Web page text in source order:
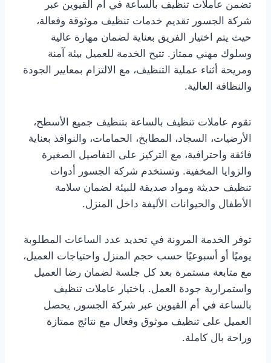
تضمن عاملات تنظيف بالساعة في أم القيوين عبر
شركة الجسور تقديم خدمات تنظيف موثوقة وفعالة،
حيث يتم اختيار الفريق بعناية لضمان مهارة عالية
وسلوك مهني ممتاز. تتيح الخدمة للعميل بيئة آمنة
ومريحة أثناء عملية التنظيف، مع الالتزام بمعايير الجودة
والنظافة العالية.
تقوم عاملات تنظيف بالساعة بتنظيف جميع الأسطح،
الأرضيات، السجاد، المطابخ، الحمامات، والنوافذ بعناية
فائقة واحترافية، مع التركيز على التفاصيل الصغيرة
والزوايا المخفية. وتستخدم شركة الجسور أدوات
تنظيف حديثة ومواد صديقة للبيئة لضمان سلامة
الأطفال والحيوانات الأليفة داخل المنزل.
توفر الخدمة المرونة في تحديد عدد الساعات المطلوبة
يوميًا أو أسبوعيًا حسب حجم المنزل واحتياجات العميل،
مع متابعة مستمرة بعد كل جلسة لضمان رضا العميل
واستمرارية جودة العمل. باختيار عاملات تنظيف
بالساعة في أم القيوين عبر شركة الجسور, يحصل
العميل على تنظيف موثوق وفعال مع نتائج ممتازة
وراحة بال كاملة.